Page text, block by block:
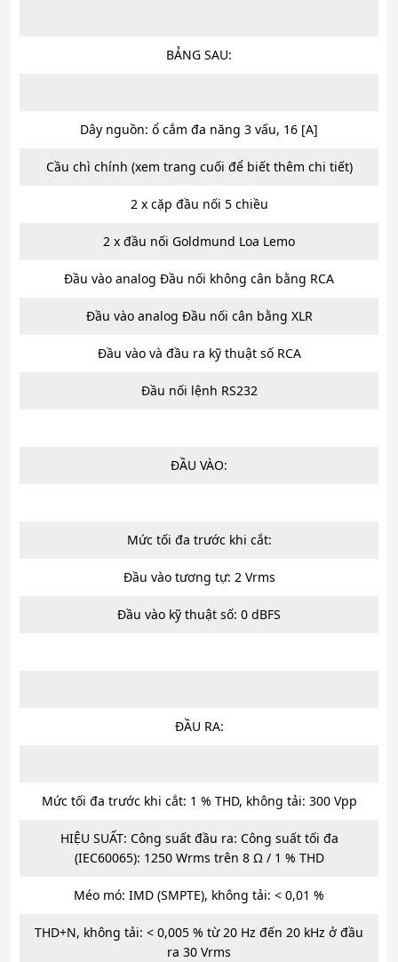
BẢNG SAU:
Dây nguồn: ổ cắm đa năng 3 vấu, 16 [A]
Cầu chì chính (xem trang cuối để biết thêm chi tiết)
2 x cặp đầu nối 5 chiều
2 x đầu nối Goldmund Loa Lemo
Đầu vào analog Đầu nối không cân bằng RCA
Đầu vào analog Đầu nối cân bằng XLR
Đầu vào và đầu ra kỹ thuật số RCA
Đầu nối lệnh RS232
ĐẦU VÀO:
Mức tối đa trước khi cắt:
Đầu vào tương tự: 2 Vrms
Đầu vào kỹ thuật số: 0 dBFS
ĐẦU RA:
Mức tối đa trước khi cắt: 1 % THD, không tải: 300 Vpp
HIỆU SUẤT: Công suất đầu ra: Công suất tối đa
(IEC60065): 1250 Wrms trên 8 Ω / 1 % THD
Méo mó: IMD (SMPTE), không tải: < 0,01 %
THD+N, không tải: < 0,005 % từ 20 Hz đến 20 kHz ở đầu
ra 30 Vrms